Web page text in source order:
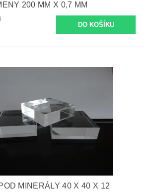
200 MM X 0,7 MM
MINERÁLY 40 X 40 X 12